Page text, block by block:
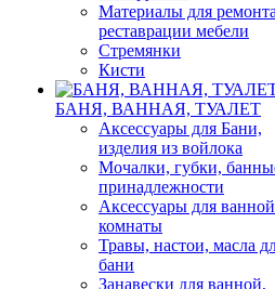
Материалы для
реставрации мебели
Стремянки
Кисти
БАНЯ, ВАННАЯ, ТУАЛЕТ
Аксессуары для Бани,
изделия из войлока
Мочалки, губки,
принадлежности
Аксессуары для ванной
комнаты
Травы, настои, масла
бани
Занавески для ванной,